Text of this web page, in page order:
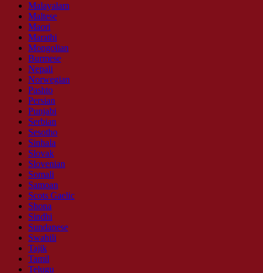
Malayalam
Maltese
Maori
Marathi
Mongolian
Burmese
Nepali
Norwegian
Pashto
Persian
Punjabi
Serbian
Sesotho
Sinhala
Slovak
Slovenian
Somali
Samoan
Scots Gaelic
Shona
Sindhi
Sundanese
Swahili
Tajik
Tamil
Telugu